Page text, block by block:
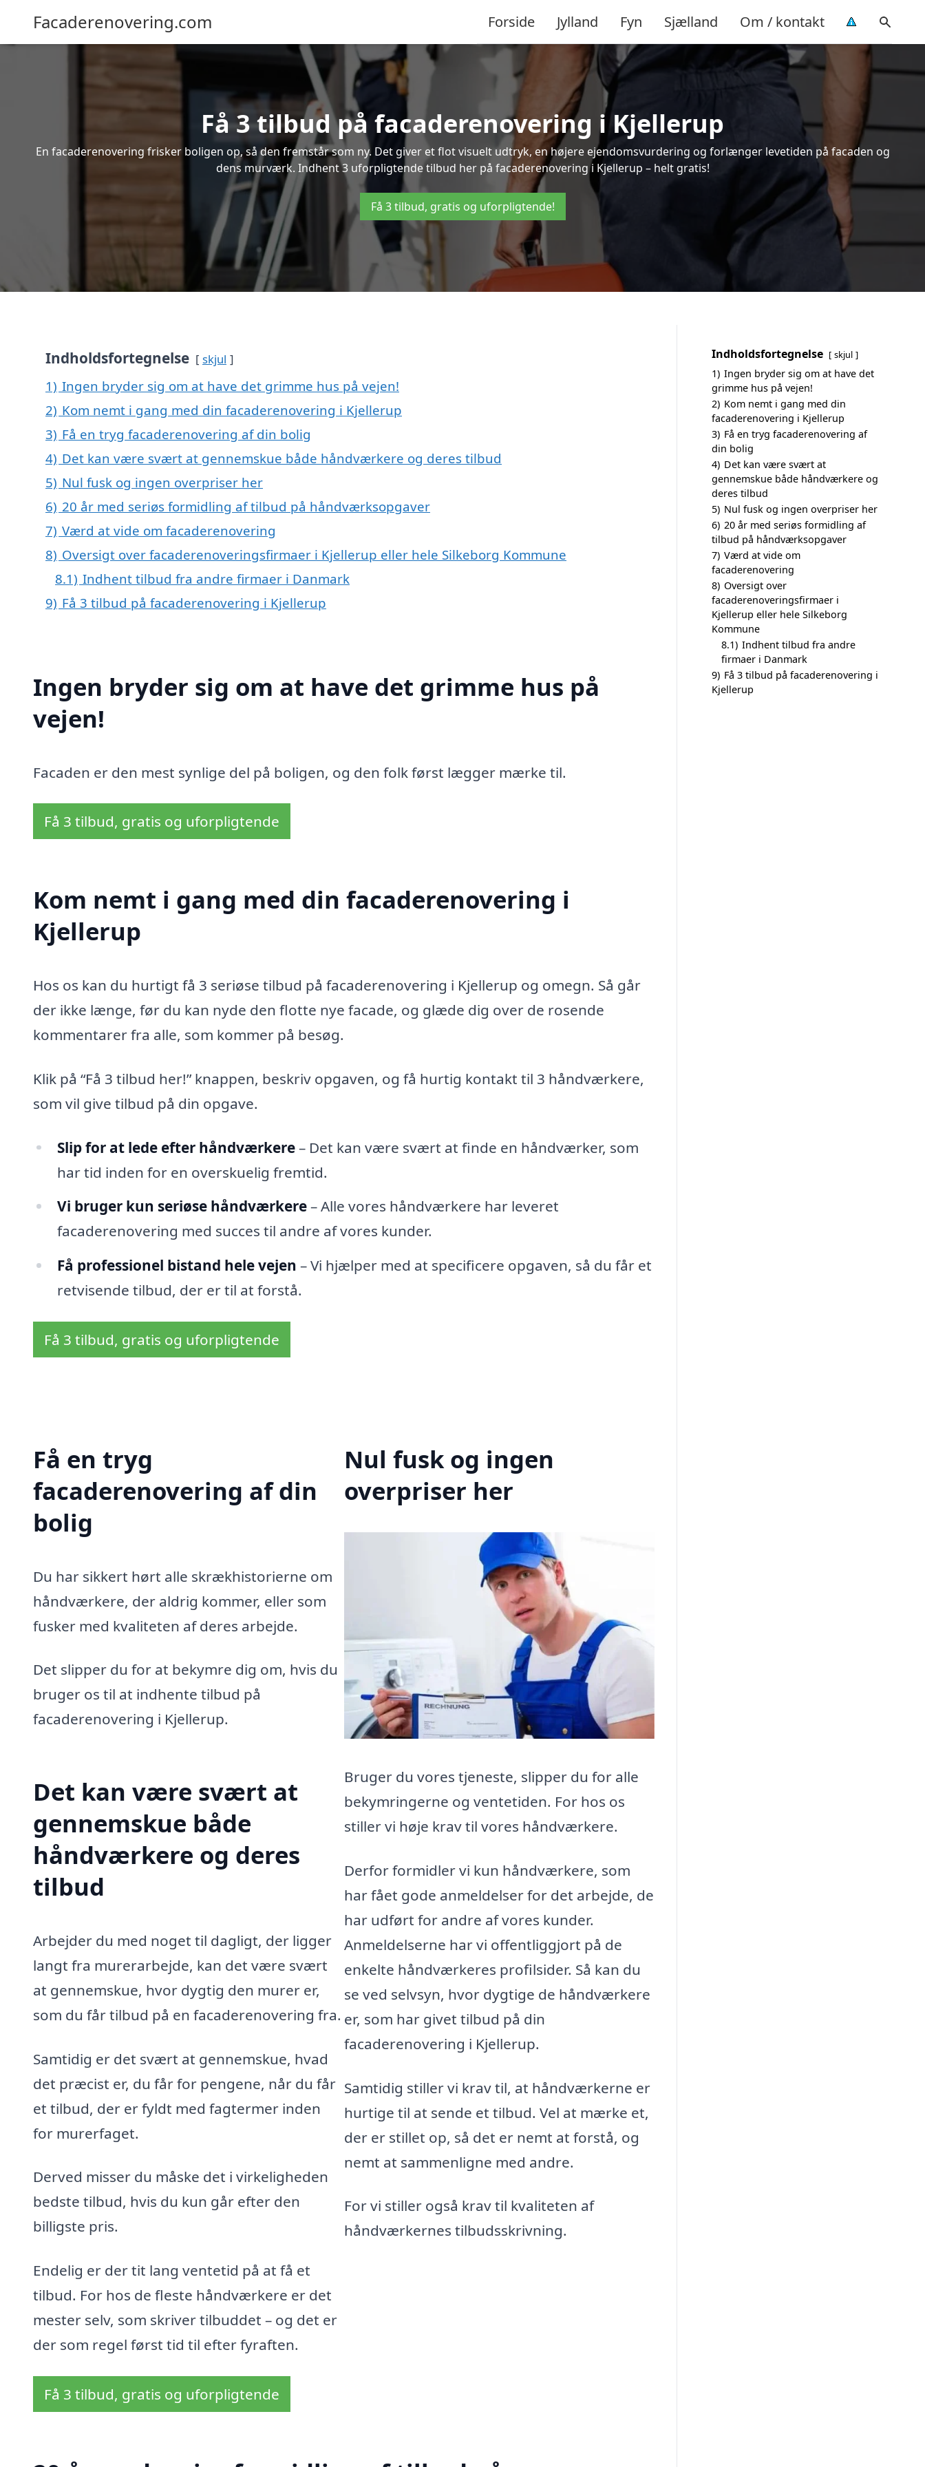
Facaderenovering.com Forside Jylland Fyn Sjælland Om / kontakt
Få 3 tilbud på facaderenovering i Kjellerup
En facaderenovering frisker boligen op, så den fremstår som ny. Det giver et flot visuelt udtryk, en højere ejendomsvurdering og forlænger levetiden på facaden og
dens murværk. Indhent 3 uforpligtende tilbud her på facaderenovering i Kjellerup – helt gratis!
Få 3 tilbud, gratis og uforpligtende!
Indholdsfortegnelse skjul
1) Ingen bryder sig om at have det grimme hus på vejen!
2) Kom nemt i gang med din facaderenovering i Kjellerup
3) Få en tryg facaderenovering af din bolig
4) Det kan være svært at gennemskue både håndværkere og deres tilbud
5) Nul fusk og ingen overpriser her
6) 20 år med seriøs formidling af tilbud på håndværksopgaver
7) Værd at vide om facaderenovering
8) Oversigt over facaderenoveringsfirmaer i Kjellerup eller hele Silkeborg Kommune
8.1) Indhent tilbud fra andre firmaer i Danmark
9) Få 3 tilbud på facaderenovering i Kjellerup
Ingen bryder sig om at have det grimme hus på
vejen!
Facaden er den mest synlige del på boligen, og den folk først lægger mærke til.
Få 3 tilbud, gratis og uforpligtende
Kom nemt i gang med din facaderenovering i
Kjellerup
Hos os kan du hurtigt få 3 seriøse tilbud på facaderenovering i Kjellerup og omegn. Så går
der ikke længe, før du kan nyde den flotte nye facade, og glæde dig over de rosende
kommentarer fra alle, som kommer på besøg.
Klik på “Få 3 tilbud her!” knappen, beskriv opgaven, og få hurtig kontakt til 3 håndværkere,
som vil give tilbud på din opgave.
Slip for at lede efter håndværkere– Det kan være svært at finde en håndværker, som
har tid inden for en overskuelig fremtid.
Vi bruger kun seriøse håndværkere– Alle vores håndværkere har leveret
facaderenovering med succes til andre af vores kunder.
Få professionel bistand hele vejen – Vi hjælper med at specificere opgaven, så du får et
retvisende tilbud, der er til at forstå.
Få 3 tilbud, gratis og uforpligtende
Få en tryg
facaderenovering af din
bolig
Du har sikkert hørt alle skrækhistorierne om
håndværkere, der aldrig kommer, eller som
fusker med kvaliteten af deres arbejde.
Det slipper du for at bekymre dig om, hvis du
bruger os til at indhente tilbud på
facaderenovering i Kjellerup.
Det kan være svært at
gennemskue både
håndværkere og deres
tilbud
Arbejder du med noget til dagligt, der ligger
langt fra murerarbejde, kan det være svært
at gennemskue, hvor dygtig den murer er,
som du får tilbud på en facaderenovering fra.
Samtidig er det svært at gennemskue, hvad
det præcist er, du får for pengene, når du får
et tilbud, der er fyldt med fagtermer inden
for murerfaget.
Derved misser du måske det i virkeligheden
bedste tilbud, hvis du kun går efter den
billigste pris.
Endelig er der tit lang ventetid på at få et
tilbud. For hos de fleste håndværkere er det
mester selv, som skriver tilbuddet – og det er
der som regel først tid til efter fyraften.
Få 3 tilbud, gratis og uforpligtende
Nul fusk og ingen
overpriser her
Bruger du vores tjeneste, slipper du for alle
bekymringerne og ventetiden. For hos os
stiller vi høje krav til vores håndværkere.
Derfor formidler vi kun håndværkere, som
har fået gode anmeldelser for det arbejde, de
har udført for andre af vores kunder.
Anmeldelserne har vi offentliggjort på de
enkelte håndværkeres profilsider. Så kan du
se ved selvsyn, hvor dygtige de håndværkere
er, som har givet tilbud på din
facaderenovering i Kjellerup.
Samtidig stiller vi krav til, at håndværkerne er
hurtige til at sende et tilbud. Vel at mærke et,
der er stillet op, så det er nemt at forstå, og
nemt at sammenligne med andre.
For vi stiller også krav til kvaliteten af
håndværkernes tilbudsskrivning.
Indholdsfortegnelse skjul
1) Ingen bryder sig om at have det
grimme hus på vejen!
2) Kom nemt i gang med din
facaderenovering i Kjellerup
3) Få en tryg facaderenovering af
din bolig
4) Det kan være svært at
gennemskue både håndværkere og
deres tilbud
5) Nul fusk og ingen overpriser her
6) 20 år med seriøs formidling af
tilbud på håndværksopgaver
7) Værd at vide om
facaderenovering
8) Oversigt over
facaderenoveringsfirmaer i
Kjellerup eller hele Silkeborg
Kommune
8.1) Indhent tilbud fra andre
firmaer i Danmark
9) Få 3 tilbud på facaderenovering i
Kjellerup